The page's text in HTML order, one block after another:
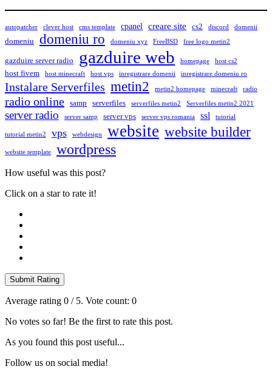
autopatcher clever host cms template cpanel creare site cs2 discord domenii
domeniu domeniu ro domeniu xyz FreeBSD free logo metin2
gazduire server radio gazduire web homepage host cs2
host fivem host minecraft host vps inregistrare domenii inregistrare domeniu ro
Instalare Serverfiles metin2 metin2 homepage minecraft radio
radio online samp serverfiles serverfiles metin2 Serverfiles metin2 2021
server radio server samp server vps server vps romania ssl tutorial
tutorial metin2 vps webdesign website website builder
website template wordpress
How useful was this post?
Click on a star to rate it!
Submit Rating
Average rating 0 / 5. Vote count: 0
No votes so far! Be the first to rate this post.
As you found this post useful...
Follow us on social media!